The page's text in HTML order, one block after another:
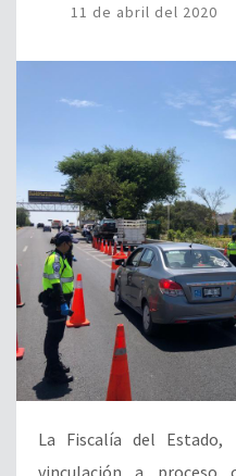
11 de abril del 2020
La Fiscalía del